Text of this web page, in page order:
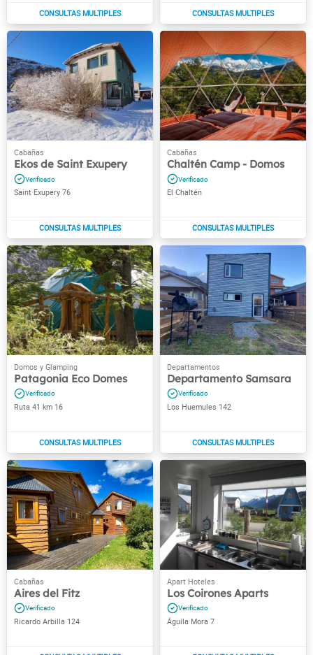
Ekos de Saint Exupery
Saint Exupery 76
Chaltén Camp - Domos
El Chaltén
Patagonia Eco Domes
Ruta 41 km 16
Departamento Samsara
Los Huemules 142
Aires del Fitz
Ricardo Arbilla 124
Los Coirones Aparts
Águila Mora 7